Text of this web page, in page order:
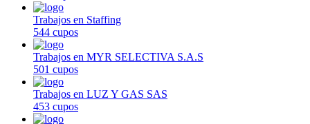
Trabajos en Staffing
544 cupos
Trabajos en MYR SELECTIVA S.A.S
501 cupos
Trabajos en LUZ Y GAS SAS
453 cupos